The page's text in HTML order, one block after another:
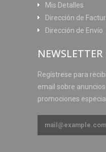
Mis Detalles
Dirección de
Dirección de Envío
NEWSLETTER
Regístrese para
email sobre
promociones